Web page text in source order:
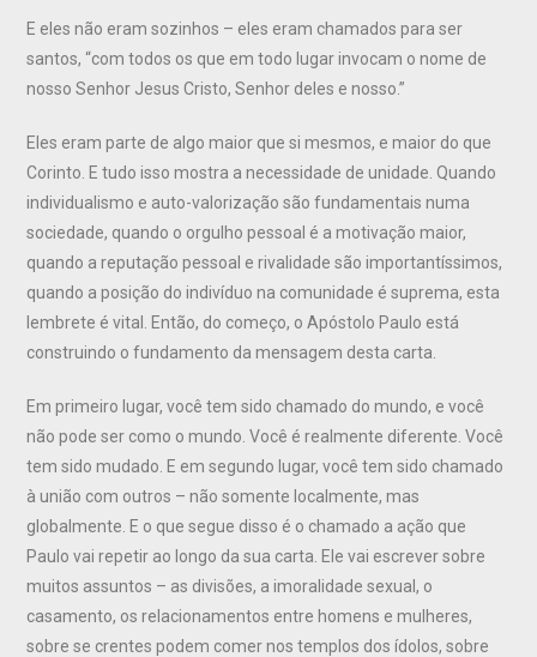
E eles não eram sozinhos – eles eram chamados para ser
santos, “com todos os que em todo lugar invocam o nome de
nosso Senhor Jesus Cristo, Senhor deles e nosso.”
Eles eram parte de algo maior que si mesmos, e maior do que
Corinto. E tudo isso mostra a necessidade de unidade. Quando
individualismo e auto-valorização são fundamentais numa
sociedade, quando o orgulho pessoal é a motivação maior,
quando a reputação pessoal e rivalidade são importantíssimos,
quando a posição do indivíduo na comunidade é suprema, esta
lembrete é vital. Então, do começo, o Apóstolo Paulo está
construindo o fundamento da mensagem desta carta.
Em primeiro lugar, você tem sido chamado do mundo, e você
não pode ser como o mundo. Você é realmente diferente. Você
tem sido mudado. E em segundo lugar, você tem sido chamado
à união com outros – não somente localmente, mas
globalmente. E o que segue disso é o chamado a ação que
Paulo vai repetir ao longo da sua carta. Ele vai escrever sobre
muitos assuntos – as divisões, a imoralidade sexual, o
casamento, os relacionamentos entre homens e mulheres,
sobre se crentes podem comer nos templos dos ídolos, sobre